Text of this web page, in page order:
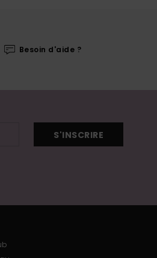
Besoin d'aide ?
S'INSCRIRE